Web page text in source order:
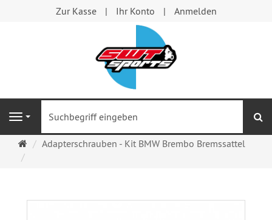
Zur Kasse Ihr Konto Anmelden
Navigation
Startseite
Adapterschrauben - Kit BMW Brembo Bremssattel